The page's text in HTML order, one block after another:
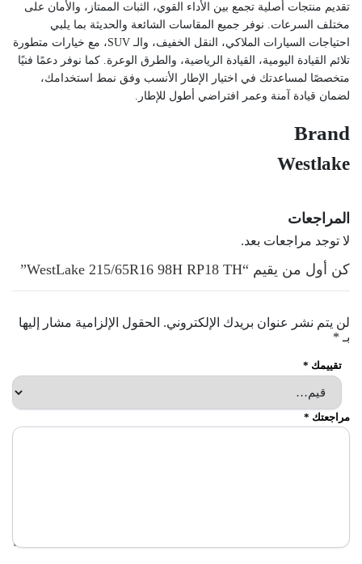
تقديم منتجات أصلية تجمع بين الأداء القوي، الثبات الممتاز، والأمان على
مختلف السرعات. نوفر جميع المقاسات الشائعة والحديثة بما يلبي
احتياجات السيارات الملاكي، النقل الخفيف، والـ SUV، مع خيارات متطورة
تلائم القيادة اليومية، القيادة الرياضية، والطرق الوعرة. كما نوفر دعمًا فنيًا
متخصصًا لمساعدتك في اختيار الإطار الأنسب وفق نمط استخدامك،
لضمان قيادة آمنة وعمر افتراضي أطول للإطار.
Brand
Westlake
المراجعات
لا توجد مراجعات بعد.
كن أول من يقيم “WestLake 215/65R16 98H RP18 TH”
لن يتم نشر عنوان بريدك الإلكتروني. الحقول الإلزامية مشار إليها
بـ *
تقييمك *
مراجعتك *